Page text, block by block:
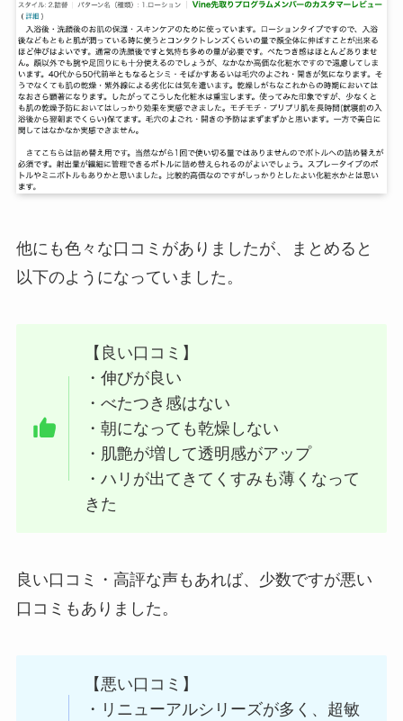
他にも色々な口コミがありましたが、まとめると
以下のようになっていました。
【良い口コミ】
・伸びが良い
・べたつき感はない
・朝になっても乾燥しない
・肌艶が増して透明感がアップ
・ハリが出てきてくすみも薄くなって
きた
良い口コミ・高評な声もあれば、少数ですが悪い
口コミもありました。
【悪い口コミ】
・リニューアルシリーズが多く、超敏